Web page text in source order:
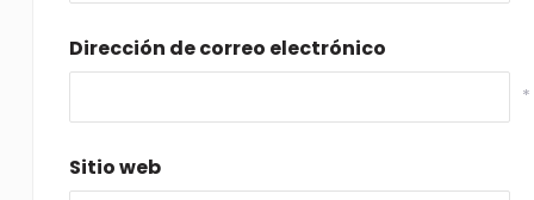
Dirección de correo electrónico
*
Sitio web